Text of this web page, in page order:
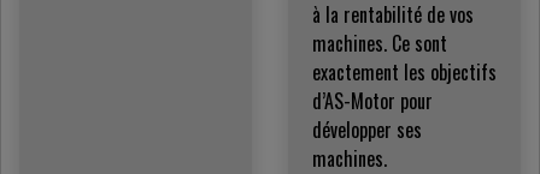
à la rentabilité de vos
machines. Ce sont
exactement les objectifs
d’AS-Motor pour
développer ses
machines.